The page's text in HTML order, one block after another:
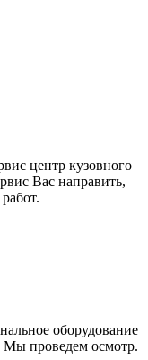
центр кузовного
Вас направить,
оборудование
Мы проведем осмотр.